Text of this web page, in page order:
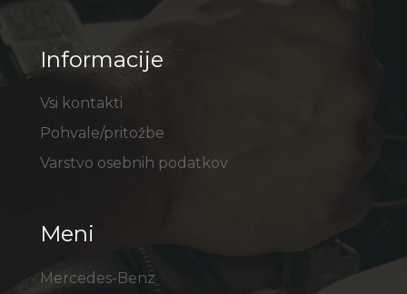
Informacije
Vsi kontakti
Pohvale/pritožbe
Varstvo osebnih podatkov
Meni
Mercedes-Benz